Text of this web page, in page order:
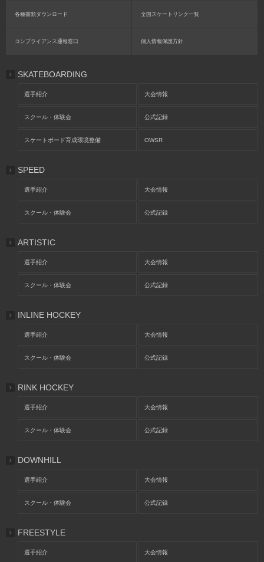
各種書類ダウンロード 全国スケートリンク一覧
コンプライアンス通報窓口 個人情報保護方針
SKATEBOARDING
選手紹介 大会情報
スクール・体験会 公式記録
スケートボード育成環境整備 OWSR
SPEED
選手紹介 大会情報
スクール・体験会 公式記録
ARTISTIC
選手紹介 大会情報
スクール・体験会 公式記録
INLINE HOCKEY
選手紹介 大会情報
スクール・体験会 公式記録
RINK HOCKEY
選手紹介 大会情報
スクール・体験会 公式記録
DOWNHILL
選手紹介 大会情報
スクール・体験会 公式記録
FREESTYLE
選手紹介 大会情報